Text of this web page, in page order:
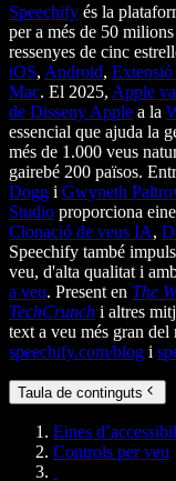
Speechify és la
per a més de 50
ressenyes de cinc
iOS, Android,
Mac. El 2025, Apple
de Disseny Apple a la
essencial que ajuda la
més de 1.000 veus
gairebé 200 països.
Dogg i Gwyneth
Studio proporciona
Clonació de veus IA,
Speechify també
veu, d'alta qualitat i
a veu. Present en The
TechCrunch i altres
text a veu més gran del
speechify.com/blog i
Taula de continguts
Eines
Controls per veu